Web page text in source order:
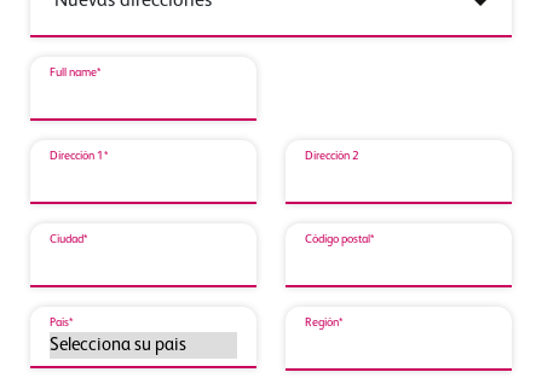
Full name*
Dirección 1* Dirección 2
Ciudad* Código postal*
País* Región*